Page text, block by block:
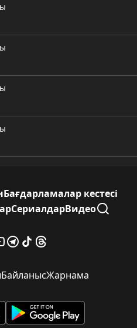
Бағдарламалар кестесі
СериалдарВидео
БайланысЖарнама